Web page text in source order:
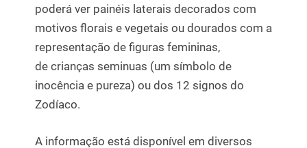
poderá ver painéis laterais decorados com
motivos florais e vegetais ou dourados com a
representação de figuras femininas,
de crianças seminuas (um símbolo de
inocência e pureza) ou dos 12 signos do
Zodíaco.
A informação está disponível em diversos